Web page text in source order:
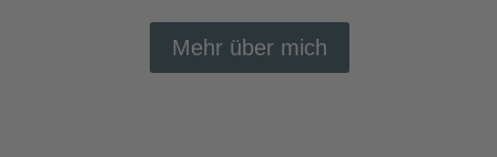
Mehr über mich